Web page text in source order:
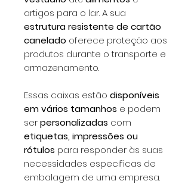
artigos para o lar. A sua
estrutura resistente de cartão
canelado oferece proteção aos
produtos durante o transporte e
armazenamento.
Essas caixas estão disponíveis
em vários tamanhos e podem
serpersonalizadas com
etiquetas, impressões ou
rótulos para responder às suas
necessidades específicas de
embalagem de uma empresa.